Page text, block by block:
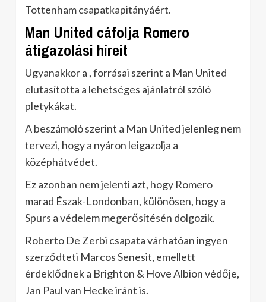
Tottenham csapatkapitányáért.
Man United cáfolja Romero
átigazolási híreit
Ugyanakkor a , forrásai szerint a Man United
elutasította a lehetséges ajánlatról szóló
pletykákat.
A beszámoló szerint a Man United jelenleg nem
tervezi, hogy a nyáron leigazolja a
középhátvédet.
Ez azonban nem jelenti azt, hogy Romero
marad Észak-Londonban, különösen, hogy a
Spurs a védelem megerősítésén dolgozik.
Roberto De Zerbi csapata várhatóan ingyen
szerződteti Marcos Senesit, emellett
érdeklődnek a Brighton & Hove Albion védője,
Jan Paul van Hecke iránt is.